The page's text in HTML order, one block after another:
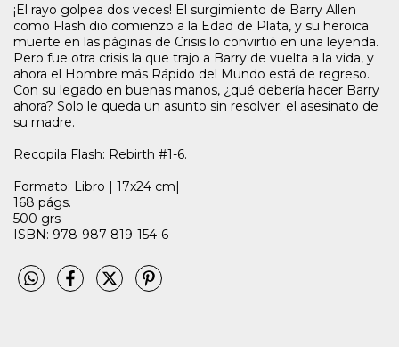
¡El rayo golpea dos veces! El surgimiento de Barry Allen
como Flash dio comienzo a la Edad de Plata, y su heroica
muerte en las páginas de Crisis lo convirtió en una leyenda.
Pero fue otra crisis la que trajo a Barry de vuelta a la vida, y
ahora el Hombre más Rápido del Mundo está de regreso.
Con su legado en buenas manos, ¿qué debería hacer Barry
ahora? Solo le queda un asunto sin resolver: el asesinato de
su madre.
Recopila Flash: Rebirth #1-6.
Formato: Libro | 17x24 cm|
168 págs.
500 grs
ISBN: 978-987-819-154-6